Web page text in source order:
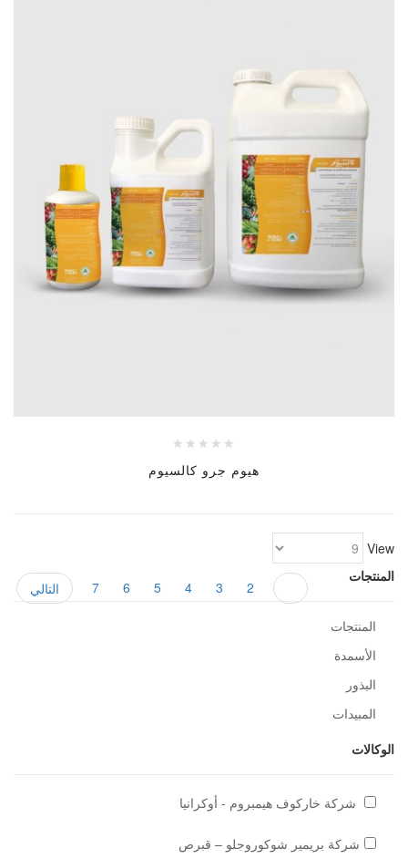
هيوم جرو كالسيوم
View
2
3
4
5
6
7 التالي
المنتجات
المنتجات
الأسمدة
البذور
المبيدات
الوكالات
شركة خاركوف هيمبروم - أوكرانيا
شركة بريمير شوكوروجلو – قبرص